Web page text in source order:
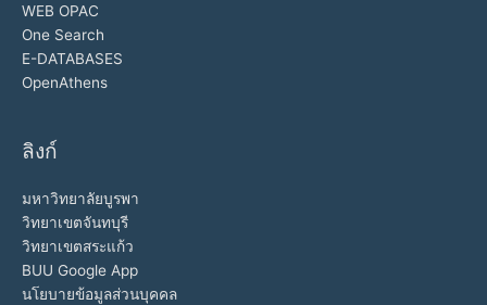
WEB OPAC
One Search
E-DATABASES
OpenAthens
ลิงก์
มหาวิทยาลัยบูรพา
วิทยาเขตจันทบุรี
วิทยาเขตสระแก้ว
BUU Google App
นโยบายข้อมูลส่วนบุคคล